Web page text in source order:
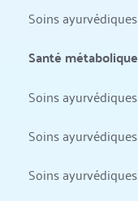
Soins
Santé
Soins
Soins
Soins